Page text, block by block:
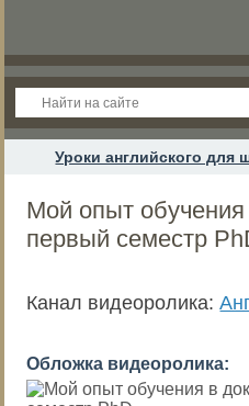
Уроки английского для
Мой опыт обучения
первый семестр
Канал видеоролика:
Обложка видеоролика: